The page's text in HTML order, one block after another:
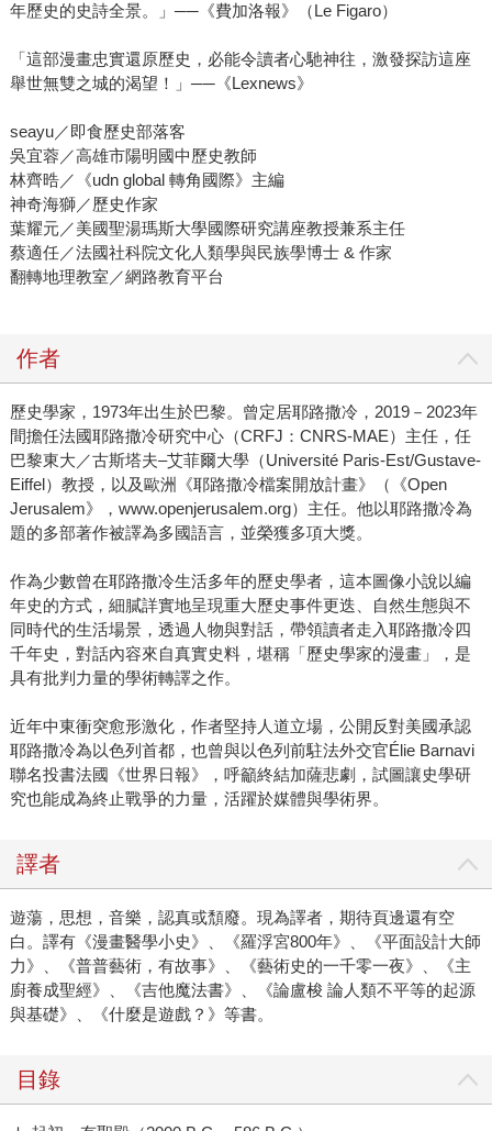
年歷史的史詩全景。」──《費加洛報》（Le Figaro）
「這部漫畫忠實還原歷史，必能令讀者心馳神往，激發探訪這座
舉世無雙之城的渴望！」──《Lexnews》
seayu／即食歷史部落客
吳宜蓉／高雄市陽明國中歷史教師
林齊晧／《udn global 轉角國際》主編
神奇海獅／歷史作家
葉耀元／美國聖湯瑪斯大學國際研究講座教授兼系主任
蔡適任／法國社科院文化人類學與民族學博士 & 作家
翻轉地理教室／網路教育平台
作者
歷史學家，1973年出生於巴黎。曾定居耶路撒冷，2019－2023年
間擔任法國耶路撒冷研究中心（CRFJ：CNRS-MAE）主任，任
巴黎東大／古斯塔夫–艾菲爾大學（Université Paris-Est/Gustave-
Eiffel）教授，以及歐洲《耶路撒冷檔案開放計畫》（《Open
Jerusalem》，www.openjerusalem.org）主任。他以耶路撒冷為
題的多部著作被譯為多國語言，並榮獲多項大獎。
作為少數曾在耶路撒冷生活多年的歷史學者，這本圖像小說以編
年史的方式，細膩詳實地呈現重大歷史事件更迭、自然生態與不
同時代的生活場景，透過人物與對話，帶領讀者走入耶路撒冷四
千年史，對話內容來自真實史料，堪稱「歷史學家的漫畫」，是
具有批判力量的學術轉譯之作。
近年中東衝突愈形激化，作者堅持人道立場，公開反對美國承認
耶路撒冷為以色列首都，也曾與以色列前駐法外交官Élie Barnavi
聯名投書法國《世界日報》，呼籲終結加薩悲劇，試圖讓史學研
究也能成為終止戰爭的力量，活躍於媒體與學術界。
譯者
遊蕩，思想，音樂，認真或頹廢。現為譯者，期待頁邊還有空
白。譯有《漫畫醫學小史》、《羅浮宮800年》、《平面設計大師
力》、《普普藝術，有故事》、《藝術史的一千零一夜》、《主
廚養成聖經》、《吉他魔法書》、《論盧梭 論人類不平等的起源
與基礎》、《什麼是遊戲？》等書。
目錄